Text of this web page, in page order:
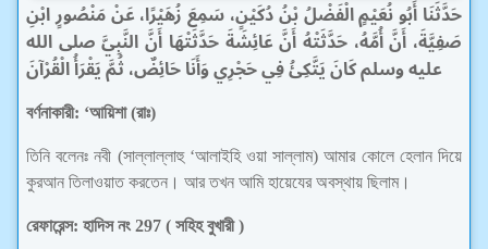
حَدَّثَنَا أَبُو نُعَيْمٍ الْفَضْلُ بْنُ دُكَيْنٍ، سَمِعَ زُهَيْرًا، عَنْ مَنْصُورٍ ابْنِ
صَفِيَّةَ، أَنَّ أُمَّهُ، حَدَّثَتْهُ أَنَّ عَائِشَةَ حَدَّثَتْهَا أَنَّ النَّبِيَّ صلى الله
عليه وسلم كَانَ يَتَّكِئُ فِي حَجْرِي وَأَنَا حَائِضٌ، ثُمَّ يَقْرَأُ الْقُرْآنَ
বর্ণনাকারী: ‘আয়িশা (রাঃ)
তিনি বলেনঃ নবী (সাল্লাল্লাহু ‘আলাইহি ওয়া সাল্লাম) আমার কোলে হেলান দিয়ে
কুরআন তিলাওয়াত করতেন। আর তখন আমি হায়েযের অবস্থায় ছিলাম।
রেফারেন্স: হাদিস নং 297 ( সহিহ বুখারী )